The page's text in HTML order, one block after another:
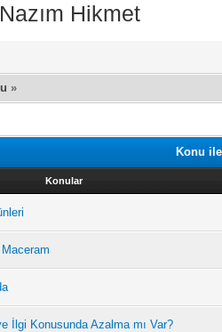
Nazım Hikmet
»
Konu
Konular
İlgi Konusunda Azalma mı Var?